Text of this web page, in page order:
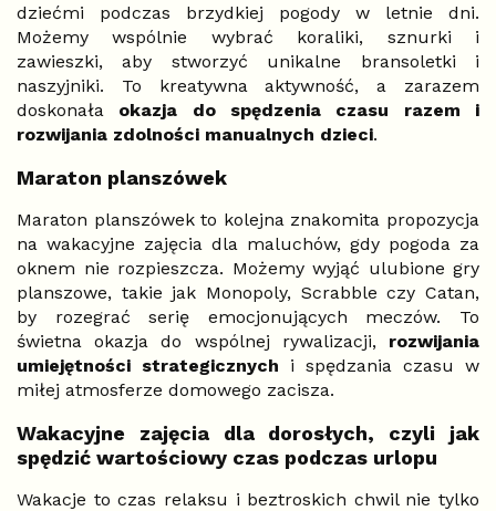
dziećmi podczas brzydkiej pogody w letnie dni.
Możemy wspólnie wybrać koraliki, sznurki i
zawieszki, aby stworzyć unikalne bransoletki i
naszyjniki. To kreatywna aktywność, a zarazem
doskonała okazja do spędzenia czasu razem i
rozwijania zdolności manualnych dzieci.
Maraton planszówek
Maraton planszówek to kolejna znakomita propozycja
na wakacyjne zajęcia dla maluchów, gdy pogoda za
oknem nie rozpieszcza. Możemy wyjąć ulubione gry
planszowe, takie jak Monopoly, Scrabble czy Catan,
by rozegrać serię emocjonujących meczów. To
świetna okazja do wspólnej rywalizacji, rozwijania
umiejętności strategicznych i spędzania czasu w
miłej atmosferze domowego zacisza.
Wakacyjne zajęcia dla dorosłych, czyli jak
spędzić wartościowy czas podczas urlopu
Wakacje to czas relaksu i beztroskich chwil nie tylko